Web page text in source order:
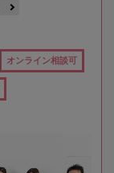
オンライン相談可